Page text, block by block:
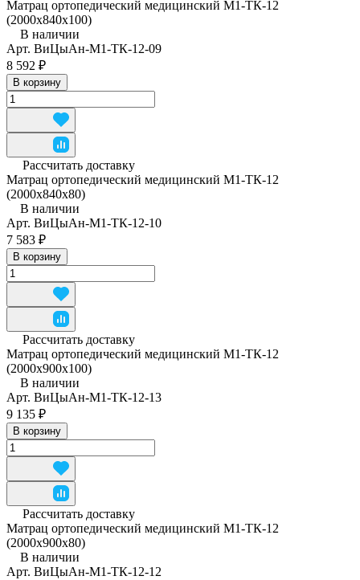
Матрац ортопедический медицинский М1-ТК-12
(2000x840x100)
В наличии
Арт. ВиЦыАн-М1-ТК-12-09
8 592 ₽
В корзину
Рассчитать доставку
Матрац ортопедический медицинский М1-ТК-12
(2000x840x80)
В наличии
Арт. ВиЦыАн-М1-ТК-12-10
7 583 ₽
В корзину
Рассчитать доставку
Матрац ортопедический медицинский М1-ТК-12
(2000x900x100)
В наличии
Арт. ВиЦыАн-М1-ТК-12-13
9 135 ₽
В корзину
Рассчитать доставку
Матрац ортопедический медицинский М1-ТК-12
(2000x900x80)
В наличии
Арт. ВиЦыАн-М1-ТК-12-12